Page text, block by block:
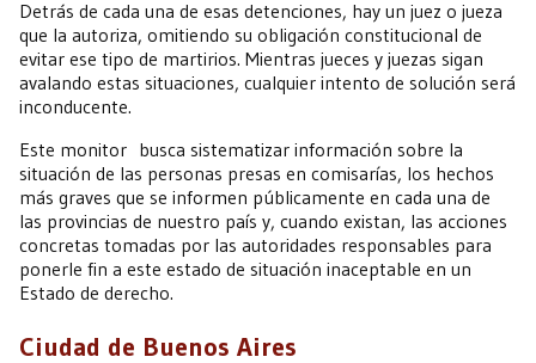
Detrás de cada una de esas detenciones, hay un juez o jueza
que la autoriza, omitiendo su obligación constitucional de
evitar ese tipo de martirios. Mientras jueces y juezas sigan
avalando estas situaciones, cualquier intento de solución será
inconducente.
Este monitor busca sistematizar información sobre la
situación de las personas presas en comisarías, los hechos
más graves que se informen públicamente en cada una de
las provincias de nuestro país y, cuando existan, las acciones
concretas tomadas por las autoridades responsables para
ponerle fin a este estado de situación inaceptable en un
Estado de derecho.
Ciudad de Buenos Aires